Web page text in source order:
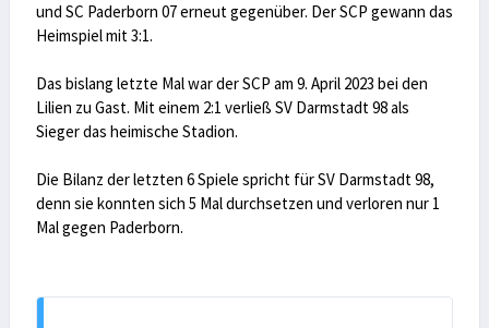
und SC Paderborn 07 erneut gegenüber. Der SCP gewann das
Heimspiel mit 3:1.
Das bislang letzte Mal war der SCP am 9. April 2023 bei den
Lilien zu Gast. Mit einem 2:1 verließ SV Darmstadt 98 als
Sieger das heimische Stadion.
Die Bilanz der letzten 6 Spiele spricht für SV Darmstadt 98,
denn sie konnten sich 5 Mal durchsetzen und verloren nur 1
Mal gegen Paderborn.